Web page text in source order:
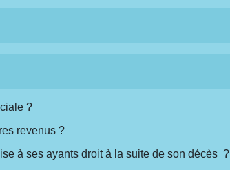
?
revenus ?
à ses ayants droit à la suite de son décès ?